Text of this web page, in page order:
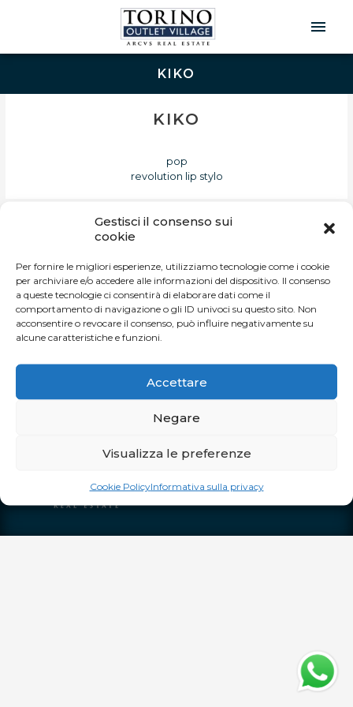
Gestisci il consenso sui
cookie
Per fornire le migliori esperienze, utilizziamo tecnologie come i cookie
per archiviare e/o accedere alle informazioni del dispositivo. Il consenso
a queste tecnologie ci consentirà di elaborare dati come il
comportamento di navigazione o gli ID univoci su questo sito. Non
acconsentire o revocare il consenso, può influire negativamente su
alcune caratteristiche e funzioni.
Accettare
Negare
Visualizza le preferenze
Cookie PolicyInformativa sulla privacy
KIKO
KIKO
pop
revolution lip stylo
INFO
Via Torino 160 – 10036
Settimo Torinese (TO) Italia
Tel. +39 011 19234780
ORARI DI APERTURA
APERTURA STRAORDINARIA
Pasquetta aperto dalle 10.00 alle 20.00